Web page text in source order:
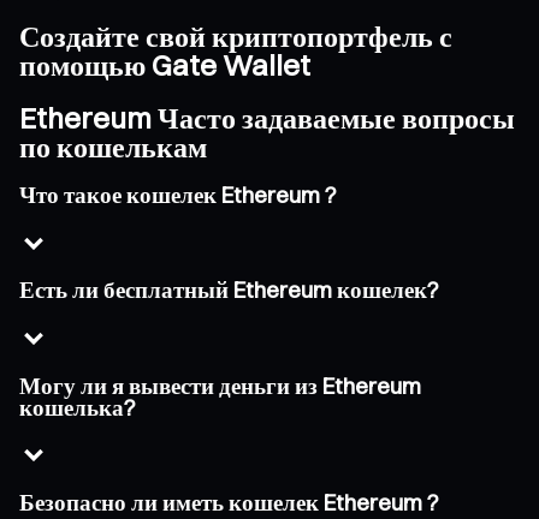
Создайте свой криптопортфель с
помощью Gate Wallet
Ethereum Часто задаваемые вопросы
по кошелькам
Что такое кошелек Ethereum ?
Есть ли бесплатный Ethereum кошелек?
Могу ли я вывести деньги из Ethereum
кошелька?
Безопасно ли иметь кошелек Ethereum ?